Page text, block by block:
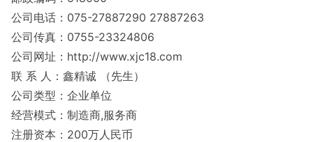
公司电话：075-27887290 27887263
公司传真：0755-23324806
公司网址： http://www.xjc18.com
联 系 人：鑫精诚 （先生）
公司类型：企业单位
经营模式：制造商,服务商
注册资本：200万人民币